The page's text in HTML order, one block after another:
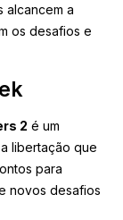
alcancem a
os desafios e
2 é um
libertação que
para
novos desafios